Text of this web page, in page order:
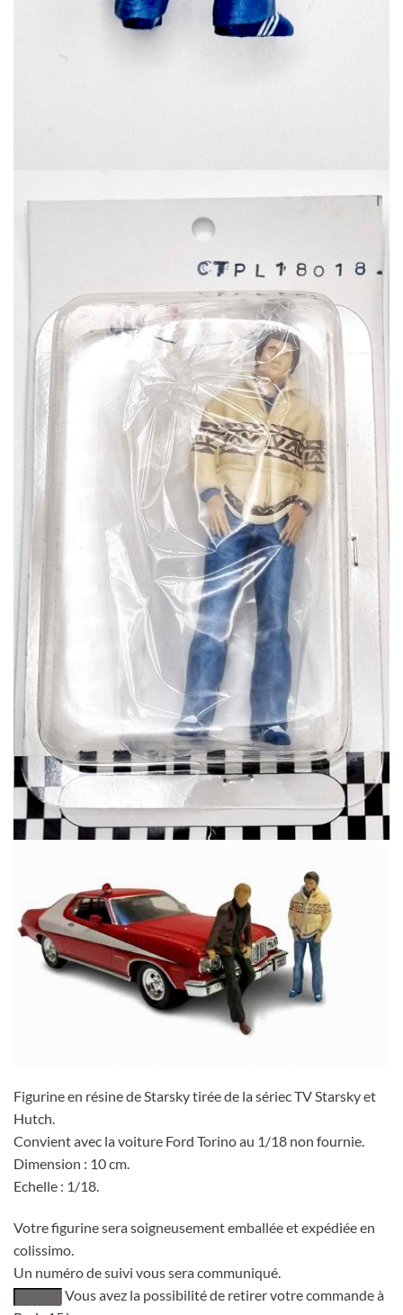
Figurine en résine de Starsky tirée de la sériec TV Starsky et
Hutch.
Convient avec la voiture Ford Torino au 1/18 non fournie.
Dimension : 10 cm.
Echelle : 1/18.
Votre figurine sera soigneusement emballée et expédiée en
colissimo.
Un numéro de suivi vous sera communiqué.
Vous avez la possibilité de retirer votre commande à